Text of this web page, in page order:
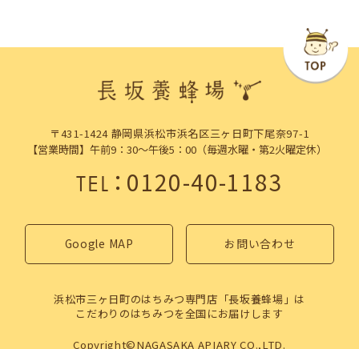
〒431-1424 静岡県浜松市浜名区三ヶ日町下尾奈97-1
【営業時間】午前9：30～午後5：00（毎週水曜・第2火曜定休）
TEL：0120-40-1183
Google MAP お問い合わせ
浜松市三ヶ日町のはちみつ専門店「長坂養蜂場」は
こだわりのはちみつを全国にお届けします
Copyright©NAGASAKA APIARY CO.,LTD.